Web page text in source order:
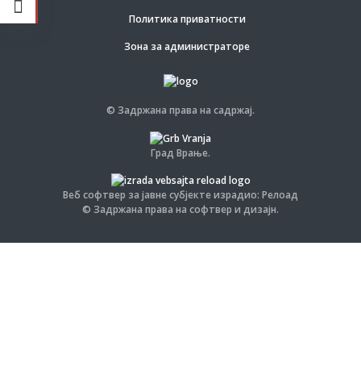
Политика приватности
Зона за администраторе
© Задржана права на садржај.
Град Врање.
Веб софтвер за јавне субјекте израдио: Релоад
© Задржана права на софтвер и дизајн.